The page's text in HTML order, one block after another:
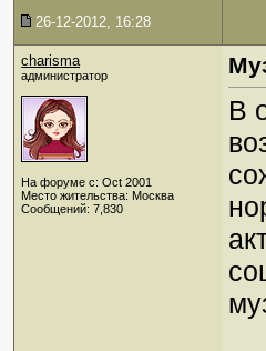
26-12-2012, 16:28
charisma
администратор
На форуме с: Oct 2001
Место жительства: Москва
Сообщений: 7,830
В